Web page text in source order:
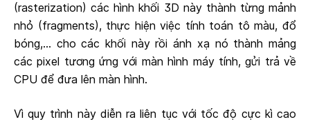
(rasterization) các hình khối 3D này thành từng mảnh
nhỏ (fragments), thực hiện việc tính toán tô màu, đổ
bóng,... cho các khối này rồi ánh xạ nó thành mảng
các pixel tương ứng với màn hình máy tính, gửi trả về
CPU để đưa lên màn hình.
Vì quy trình này diễn ra liên tục với tốc độ cực kì cao